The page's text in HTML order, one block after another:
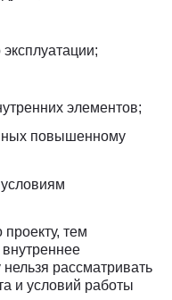
элементов;
повышенному
тем
рассматривать
и условий работы